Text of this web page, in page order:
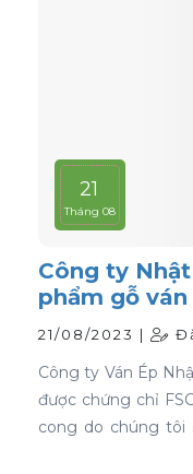
21
Tháng 08
Công ty
phẩm gỗ
chứng nhận
21/08/2023 |
Công ty Ván Ép
được chứng chỉ
cong do chúng tôi